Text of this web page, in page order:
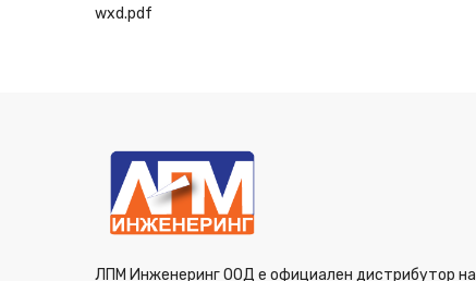
wxd.pdf
ЛПМ Инженеринг ООД е официален дистрибутор на